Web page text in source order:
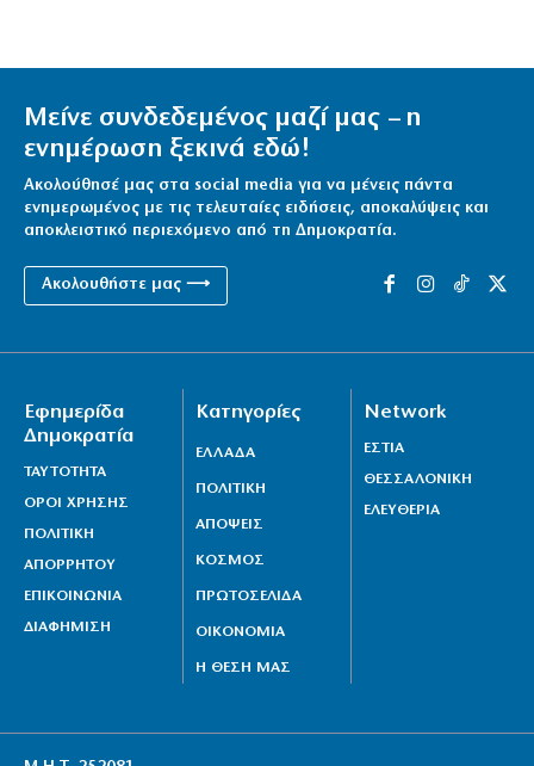
Μείνε συνδεδεμένος μαζί μας – η
ενημέρωση ξεκινά εδώ!
Ακολούθησέ μας στα social media για να μένεις πάντα
ενημερωμένος με τις τελευταίες ειδήσεις, αποκαλύψεις και
αποκλειστικό περιεχόμενο από τη Δημοκρατία.
Ακολουθήστε μας ⟶
Εφημερίδα
Δημοκρατία
ΤΑΥΤΟΤΗΤΑ
ΟΡΟΙ ΧΡΗΣΗΣ
ΠΟΛΙΤΙΚΗ
ΑΠΟΡΡΗΤΟΥ
ΕΠΙΚΟΙΝΩΝΙΑ
ΔΙΑΦΗΜΙΣΗ
Κατηγορίες
ΕΛΛΑΔΑ
ΠΟΛΙΤΙΚΗ
ΑΠΟΨΕΙΣ
ΚΟΣΜΟΣ
ΠΡΩΤΟΣΕΛΙΔΑ
ΟΙΚΟΝΟΜΙΑ
Η ΘΕΣΗ ΜΑΣ
Network
ΕΣΤΙΑ
ΘΕΣΣΑΛΟΝΙΚΗ
ΕΛΕΥΘΕΡΙΑ